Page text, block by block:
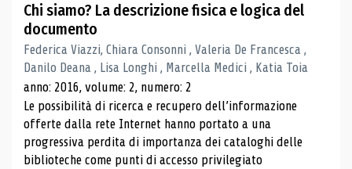
Chi siamo? La descrizione fisica e logica del
documento
Federica Viazzi, Chiara Consonni , Valeria De Francesca ,
Danilo Deana , Lisa Longhi , Marcella Medici , Katia Toia
anno: 2016, volume: 2, numero: 2
Le possibilità di ricerca e recupero dell’informazione
offerte dalla rete Internet hanno portato a una
progressiva perdita di importanza dei cataloghi delle
biblioteche come punti di accesso privilegiato